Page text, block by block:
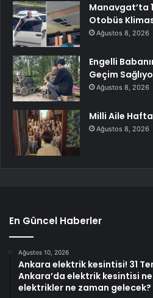
Manavgat’ta
Otobüs
Ağustos 8, 2026
Engelli
Geçim
Ağustos 8, 2026
Milli Aile
Ağustos 8, 2026
En Güncel Haberler
Ağustos 10, 2026
Ankara elektrik kesintisi! 31
Ankara’da elektrik kesintisi
elektrikler ne zaman gelecek?